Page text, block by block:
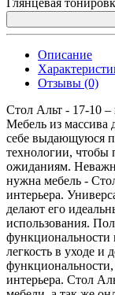
Глянцевая
Описание
Отзывы (0)
Стол Альт - 17-10 –
Мебель из массива
себе выдающуюся
технологии, чтобы
ожиданиям.
нужна мебель -
интерьера.
делают его
использования.
функциональности
легкость в уходе и
интерьера. Стол